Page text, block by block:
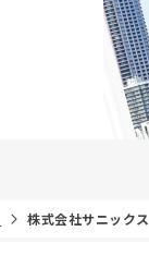
株式会社サニックス